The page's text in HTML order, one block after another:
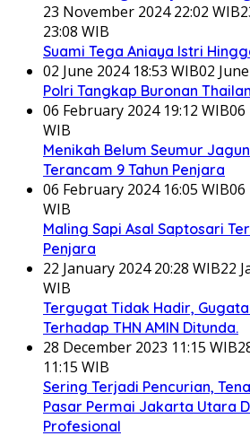
23 November 2024 22:02 WIB
23:08 WIB
Suami Tega Aniaya Istri
02 June 2024 18:53 WIB02
Polri Tangkap Buronan
06 February 2024 19:12 WIB06
WIB
Menikah Belum Seumur
Terancam 9 Tahun Penjara
06 February 2024 16:05 WIB06
WIB
Maling Sapi Asal Saptosari
Penjara
22 January 2024 20:28 WIB22
WIB
Tergugat Tidak Hadir,
Terhadap THN AMIN Ditunda.
28 December 2023 11:15 WIB
11:15 WIB
Sering Terjadi Pencurian,
Pasar Permai Jakarta Utara
Profesional